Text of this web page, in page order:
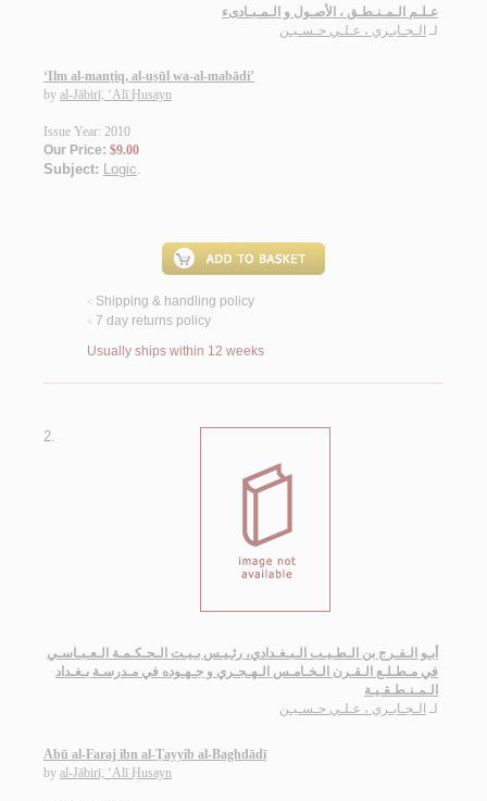
عـلـم الـمـنـطـق ، الأصـول و الـمـبـادىء
لـ الـجـابـري ، عـلـي حـسـيـن
‘Ilm al-manṭiq, al-uṣūl wa-al-mabādi’
by al-Jābirī, ‘Alī Ḥusayn
Issue Year: 2010
Our Price: $9.00
Subject: Logic.
< Shipping & handling policy
< 7 day returns policy
Usually ships within 12 weeks
2.
أبـو الـفـرج بن الـطـيـب الـبـغـدادي، رئـيـس بـيـت الـحـكـمـة الـعـبـاسـي
في مـطـلـع الـقـرن الـخـامـس الـهـجـري و جـهـوده في مـدرسـة بـغـداد
الـمـنـطـقـيـة
لـ الـجـابـري ، عـلـي حـسـيـن
Abū al-Faraj ibn al-Ṭayyib al-Baghdādī
by al-Jābirī, ‘Alī Ḥusayn